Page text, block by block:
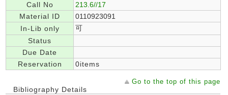
Call No
213.6//17
Material ID
0110923091
In-Lib only
可
Status
Due Date
Reservation
0items
Go to the top of this page
Bibliography Details